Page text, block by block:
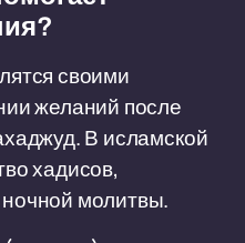
своими
желаний после
В исламской
хадисов,
молитвы.